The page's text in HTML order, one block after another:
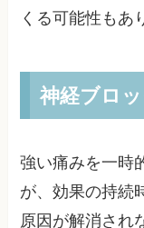
くる可能性もあ
神経ブロ
強い痛みを一時
が、効果の持続
原因が解消され